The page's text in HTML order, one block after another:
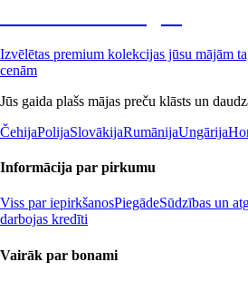
Izvēlētas premium kolekcijas jūsu mājām
cenām
Jūs gaida plašs mājas preču klāsts un
ČehijaPolijaSlovākijaRumānijaUngārija
Informācija par pirkumu
Viss par iepirkšanosPiegādeSūdzības un
darbojas kredīti
Vairāk par bonami